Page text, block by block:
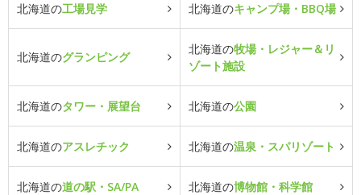
北海道の工場見学 北海道のキャンプ場・BBQ場
北海道のグランピング
北海道の牧場・レジャー＆リ
ゾート施設
北海道のタワー・展望台 北海道の公園
北海道のアスレチック 北海道の温泉・スパリゾート
北海道の道の駅・SA/PA 北海道の博物館・科学館